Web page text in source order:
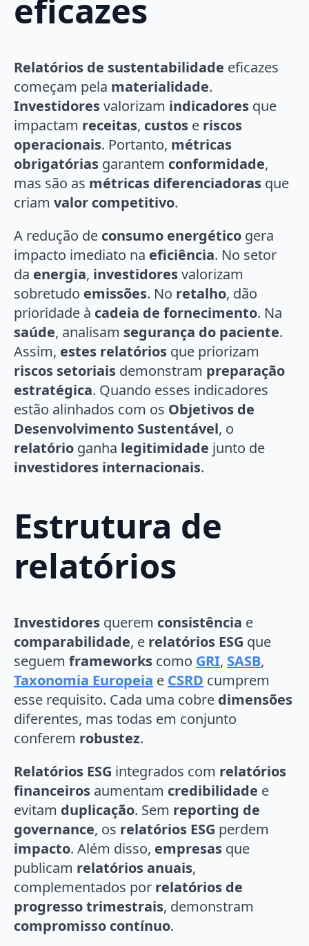
eficazes
Relatórios de sustentabilidade eficazes
começam pela materialidade.
Investidoresvalorizam indicadores que
impactam receitas, custos e riscos
operacionais. Portanto, métricas
obrigatórias garantem conformidade,
mas são as métricas diferenciadoras que
criam valor competitivo.
A redução de consumo energético gera
impacto imediato na eficiência. No setor
da energia, investidoresvalorizam
sobretudo emissões. No retalho, dão
prioridade à cadeia de fornecimento. Na
saúde, analisam segurança do paciente.
Assim, estes relatórios que priorizam
riscos setoriais demonstram preparação
estratégica. Quando esses indicadores
estão alinhados com os Objetivos de
Desenvolvimento Sustentável, o
relatório ganha legitimidade junto de
investidores internacionais.
Estrutura de
relatórios
Investidores querem consistência e
comparabilidade, e relatórios ESG que
seguem frameworks como GRI, SASB,
Taxonomia Europeia e CSRD cumprem
esse requisito. Cada uma cobre dimensões
diferentes, mas todas em conjunto
conferem robustez.
Relatórios ESG integrados com relatórios
financeiros aumentam credibilidade e
evitam duplicação. Sem reporting de
governance, os relatórios ESG perdem
impacto. Além disso, empresas que
publicam relatórios anuais,
complementados por relatórios de
progresso trimestrais, demonstram
compromisso contínuo.